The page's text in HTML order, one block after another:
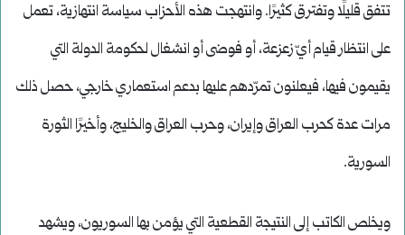
تتفق قليلًا وتفترق كثيرًا. وانتهجت هذه الأحزاب سياسة انتهازية، تعمل
على انتظار قيام أيّ زعزعة، أو فوضى أو انشغال لحكومة الدولة التي
يقيمون فيها، فيعلنون تمرّدهم عليها بدعم استعماري خارجي، حصل ذلك
مرات عدة كحرب العراق وإيران، وحرب العراق والخليج، وأخيرًا الثورة
السورية.
ويخلص الكاتب إلى النتيجة القطعية التي يؤمن بها السوريون، ويشهد